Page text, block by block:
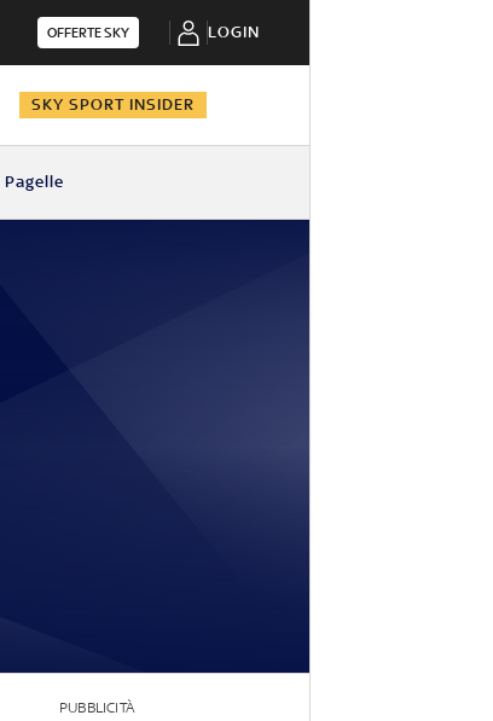
OFFERTE SKY LOGIN
SKY SPORT INSIDER
Pagelle
PUBBLICITÀ